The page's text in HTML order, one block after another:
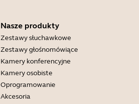
Nasze produkty
Zestawy słuchawkowe
Zestawy głośnomówiące
Kamery konferencyjne
Kamery osobiste
Oprogramowanie
Akcesoria